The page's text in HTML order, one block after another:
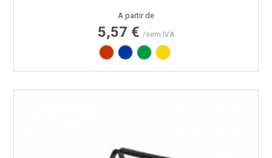
Preço
A partir de
5,57 € /sem IVA
Vermelho RAL3020
Azul PAN 293C
Verde PAN 347C
Amarelo PAN 012C